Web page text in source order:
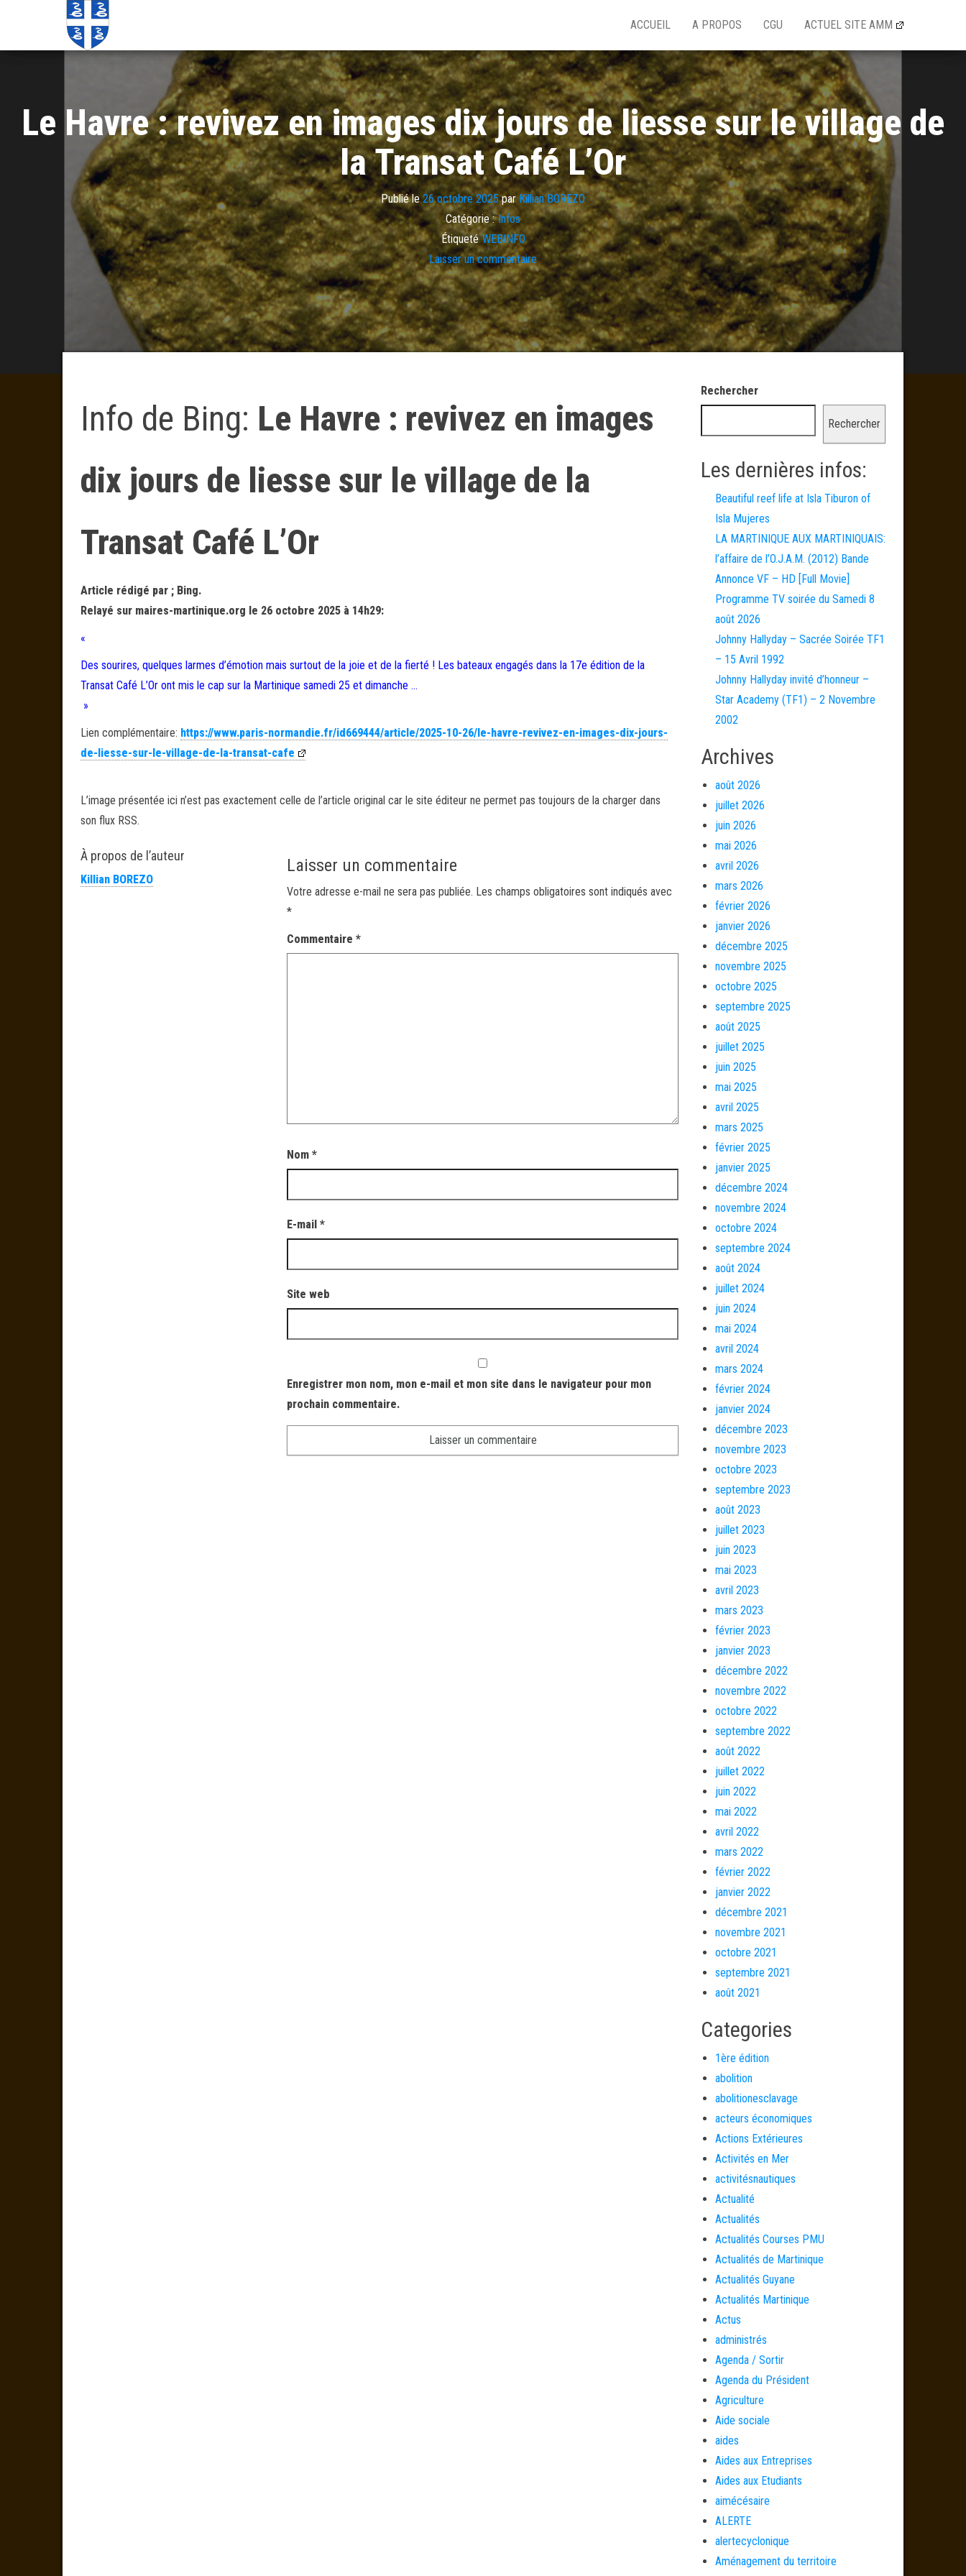
ACCUEIL A PROPOS CGU ACTUEL SITE AMM
Le Havre : revivez en images dix jours de liesse sur le village de
la Transat Café L’Or
Publié le26 octobre 2025parKillian BOREZO
Catégorie : Infos
Étiqueté WEBINFO
Laisser un commentaire
Info de Bing: Le Havre : revivez en images
dix jours de liesse sur le village de la
Transat Café L’Or
Article rédigé par ; Bing.
Relayé sur maires-martinique.org le 26 octobre 2025 à 14h29:
«
Des sourires, quelques larmes d’émotion mais surtout de la joie et de la fierté ! Les bateaux engagés dans la 17e édition de la
Transat Café L’Or ont mis le cap sur la Martinique samedi 25 et dimanche …
»
Lien complémentaire: https://www.paris-normandie.fr/id669444/article/2025-10-26/le-havre-revivez-en-images-dix-jours-
de-liesse-sur-le-village-de-la-transat-cafe
L’image présentée ici n’est pas exactement celle de l’article original car le site éditeur ne permet pas toujours de la charger dans
son flux RSS.
À propos de l’auteur
Killian BOREZO
Laisser un commentaire
Votre adresse e-mail ne sera pas publiée. Les champs obligatoires sont indiqués avec
*
Commentaire*
Nom*
E-mail*
Site web
Enregistrer mon nom, mon e-mail et mon site dans le navigateur pour mon
prochain commentaire.
Rechercher
Rechercher
Les dernières infos:
Beautiful reef life at Isla Tiburon of
Isla Mujeres
LA MARTINIQUE AUX MARTINIQUAIS:
l’affaire de l’O.J.A.M. (2012) Bande
Annonce VF – HD [Full Movie]
Programme TV soirée du Samedi 8
août 2026
Johnny Hallyday – Sacrée Soirée TF1
– 15 Avril 1992
Johnny Hallyday invité d’honneur –
Star Academy (TF1) – 2 Novembre
2002
Archives
août 2026
juillet 2026
juin 2026
mai 2026
avril 2026
mars 2026
février 2026
janvier 2026
décembre 2025
novembre 2025
octobre 2025
septembre 2025
août 2025
juillet 2025
juin 2025
mai 2025
avril 2025
mars 2025
février 2025
janvier 2025
décembre 2024
novembre 2024
octobre 2024
septembre 2024
août 2024
juillet 2024
juin 2024
mai 2024
avril 2024
mars 2024
février 2024
janvier 2024
décembre 2023
novembre 2023
octobre 2023
septembre 2023
août 2023
juillet 2023
juin 2023
mai 2023
avril 2023
mars 2023
février 2023
janvier 2023
décembre 2022
novembre 2022
octobre 2022
septembre 2022
août 2022
juillet 2022
juin 2022
mai 2022
avril 2022
mars 2022
février 2022
janvier 2022
décembre 2021
novembre 2021
octobre 2021
septembre 2021
août 2021
Categories
1ère édition
abolition
abolitionesclavage
acteurs économiques
Actions Extérieures
Activités en Mer
activitésnautiques
Actualité
Actualités
Actualités Courses PMU
Actualités de Martinique
Actualités Guyane
Actualités Martinique
Actus
administrés
Agenda / Sortir
Agenda du Président
Agriculture
Aide sociale
aides
Aides aux Entreprises
Aides aux Etudiants
aimécésaire
ALERTE
alertecyclonique
Aménagement du territoire